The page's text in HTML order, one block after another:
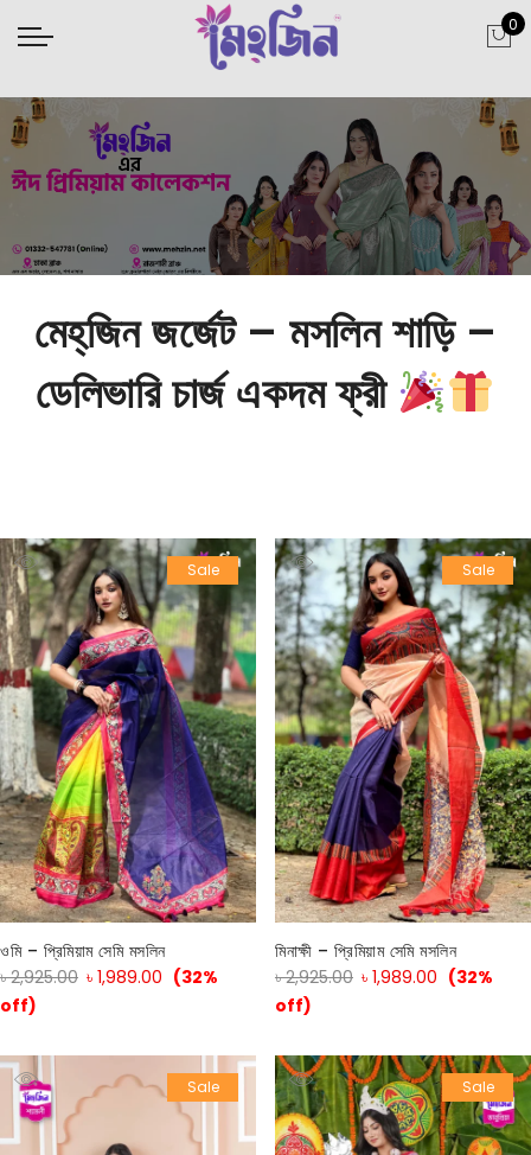
0
মেহ্‌জিন জর্জেট – মসলিন শাড়ি –
ডেলিভারি চার্জ একদম ফ্রী
Sale
ওমি – প্রিমিয়াম সেমি মসলিন
৳2,925.00 ৳ 1,989.00 (32%
off)
Sale
মিনাক্ষী – প্রিমিয়াম সেমি মসলিন
৳2,925.00 ৳ 1,989.00 (32%
off)
Sale Sale